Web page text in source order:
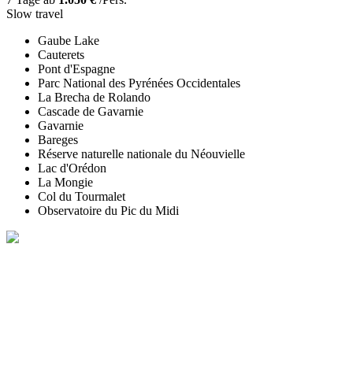
Slow travel
Gaube Lake
Cauterets
Pont d'Espagne
Parc National des Pyrénées Occidentales
La Brecha de Rolando
Cascade de Gavarnie
Gavarnie
Bareges
Réserve naturelle nationale du Néouvielle
Lac d'Orédon
La Mongie
Col du Tourmalet
Observatoire du Pic du Midi